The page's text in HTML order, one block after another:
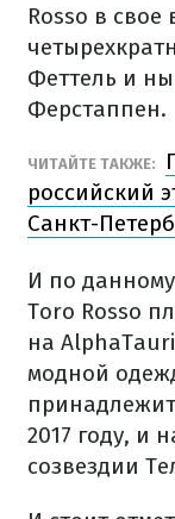
Rosso в свое
Феттель и
Ферстаппен.
ЧИТАЙТЕ ТАКЖЕ:
российский
Санкт-
И по
Toro Rosso
на
модной
2017 году, и
созвездии